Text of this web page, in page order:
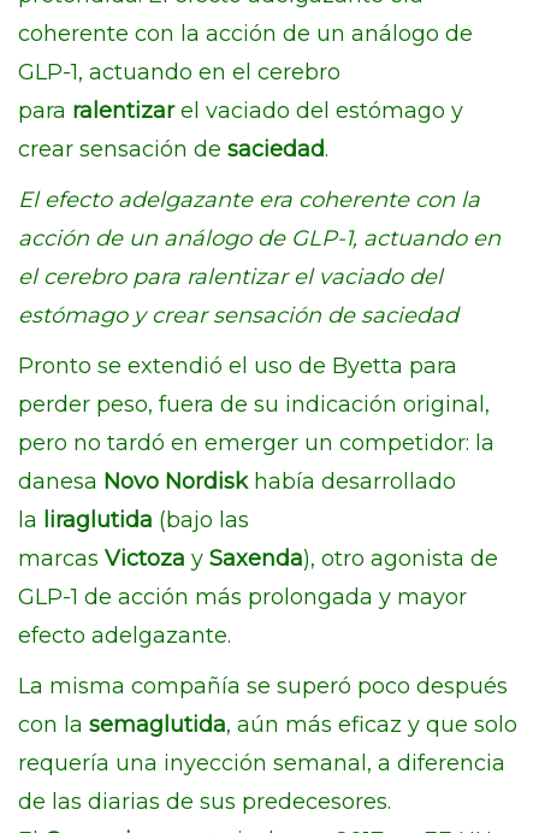
coherente con la acción de un análogo de
GLP-1, actuando en el cerebro
para ralentizarel vaciado del estómago y
crear sensación de saciedad.
El efecto adelgazante era coherente con la
acción de un análogo de GLP-1, actuando en
el cerebro para ralentizar el vaciado del
estómago y crear sensación de saciedad
Pronto se extendió el uso de Byetta para
perder peso, fuera de su indicación original,
pero no tardó en emerger un competidor: la
danesa Novo Nordiskhabía desarrollado
la liraglutida (bajo las
marcas Victoza y Saxenda), otro agonista de
GLP-1 de acción más prolongada y mayor
efecto adelgazante.
La misma compañía se superó poco después
con la semaglutida, aún más eficaz y que solo
requería una inyección semanal, a diferencia
de las diarias de sus predecesores.